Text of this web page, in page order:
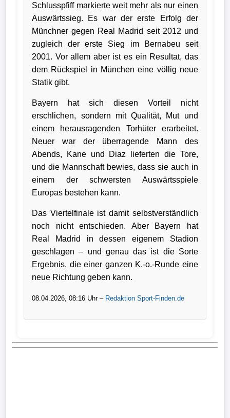
Schlusspfiff markierte weit mehr als nur einen
Auswärtssieg. Es war der erste Erfolg der
Münchner gegen Real Madrid seit 2012 und
zugleich der erste Sieg im Bernabeu seit
2001. Vor allem aber ist es ein Resultat, das
dem Rückspiel in München eine völlig neue
Statik gibt.
Bayern hat sich diesen Vorteil nicht
erschlichen, sondern mit Qualität, Mut und
einem herausragenden Torhüter erarbeitet.
Neuer war der überragende Mann des
Abends, Kane und Diaz lieferten die Tore,
und die Mannschaft bewies, dass sie auch in
einem der schwersten Auswärtsspiele
Europas bestehen kann.
Das Viertelfinale ist damit selbstverständlich
noch nicht entschieden. Aber Bayern hat
Real Madrid in dessen eigenem Stadion
geschlagen – und genau das ist die Sorte
Ergebnis, die einer ganzen K.-o.-Runde eine
neue Richtung geben kann.
08.04.2026, 08:16 Uhr – Redaktion Sport-Finden.de